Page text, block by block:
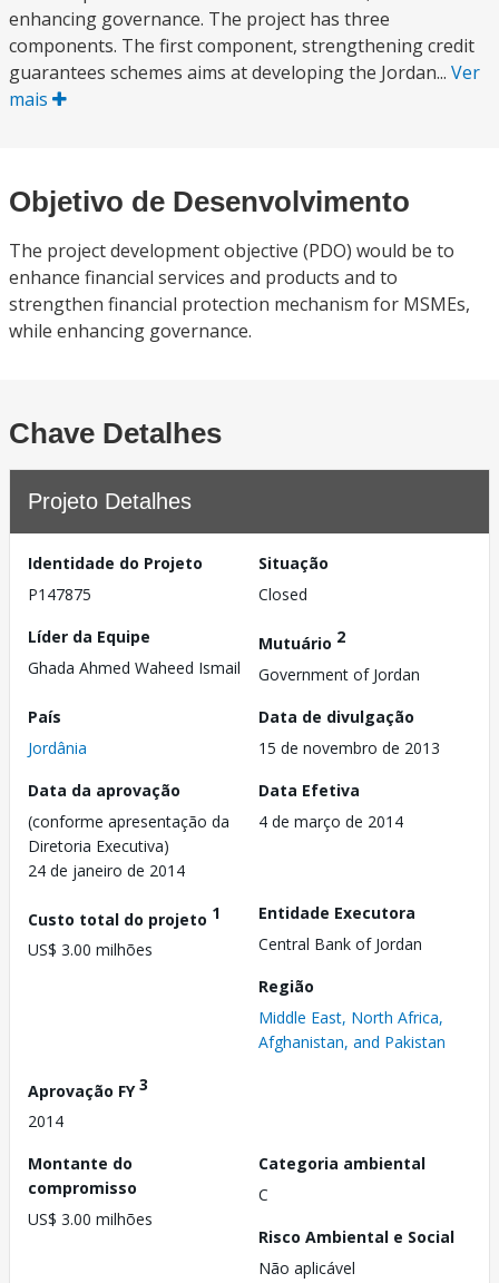
enhancing governance. The project has three
components. The first component, strengthening credit
guarantees schemes aims at developing the Jordan... Ver
mais
Objetivo de Desenvolvimento
The project development objective (PDO) would be to
enhance financial services and products and to
strengthen financial protection mechanism for MSMEs,
while enhancing governance.
Chave Detalhes
Projeto Detalhes
Identidade do Projeto
P147875
Situação
Closed
Líder da Equipe
Ghada Ahmed Waheed Ismail
Mutuário 2
Government of Jordan
País
Jordânia
Data de divulgação
15 de novembro de 2013
Data da aprovação
(conforme apresentação da
Diretoria Executiva)
24 de janeiro de 2014
Data Efetiva
4 de março de 2014
Custo total do projeto 1
US$ 3.00 milhões
Entidade Executora
Central Bank of Jordan
Região
Middle East, North Africa,
Afghanistan, and Pakistan
Aprovação FY3
2014
Montante do
compromisso
US$ 3.00 milhões
Categoria ambiental
C
Risco Ambiental e Social
Não aplicável